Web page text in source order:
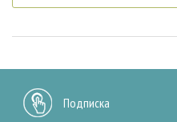
Подписка